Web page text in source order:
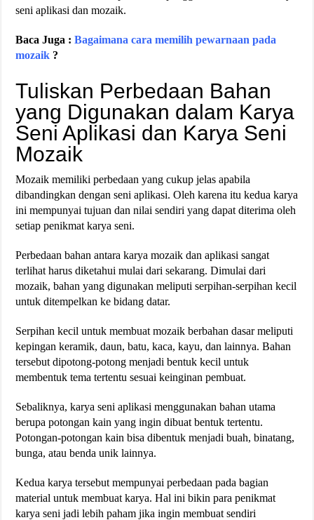
seni aplikasi dan mozaik.
Baca Juga :Bagaimana cara memilih pewarnaan pada
mozaik ?
Tuliskan Perbedaan Bahan
yang Digunakan dalam Karya
Seni Aplikasi dan Karya Seni
Mozaik
Mozaik memiliki perbedaan yang cukup jelas apabila
dibandingkan dengan seni aplikasi. Oleh karena itu kedua karya
ini mempunyai tujuan dan nilai sendiri yang dapat diterima oleh
setiap penikmat karya seni.
Perbedaan bahan antara karya mozaik dan aplikasi sangat
terlihat harus diketahui mulai dari sekarang. Dimulai dari
mozaik, bahan yang digunakan meliputi serpihan-serpihan kecil
untuk ditempelkan ke bidang datar.
Serpihan kecil untuk membuat mozaik berbahan dasar meliputi
kepingan keramik, daun, batu, kaca, kayu, dan lainnya. Bahan
tersebut dipotong-potong menjadi bentuk kecil untuk
membentuk tema tertentu sesuai keinginan pembuat.
Sebaliknya, karya seni aplikasi menggunakan bahan utama
berupa potongan kain yang ingin dibuat bentuk tertentu.
Potongan-potongan kain bisa dibentuk menjadi buah, binatang,
bunga, atau benda unik lainnya.
Kedua karya tersebut mempunyai perbedaan pada bagian
material untuk membuat karya. Hal ini bikin para penikmat
karya seni jadi lebih paham jika ingin membuat sendiri